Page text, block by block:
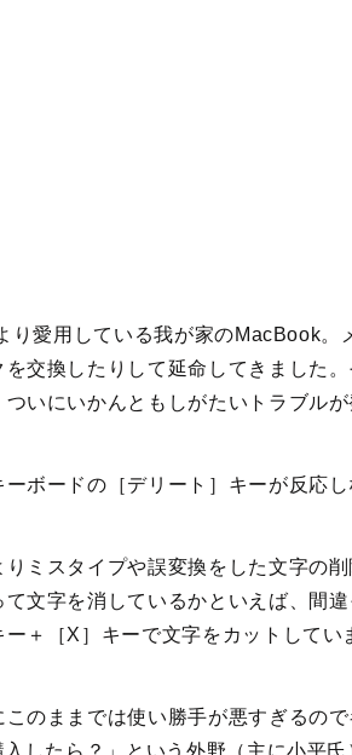
り愛用している我が家のMacBook
を交換したりして延命してきました
ついにいかんともしがたいトラブルが
ーボードの［デリート］キーが反応し
りミスタイプや誤変換をした文字の
て文字を消しているかといえば、間
ー＋［X］キーで文字をカットしてい
このままでは使い勝手が悪すぎるの